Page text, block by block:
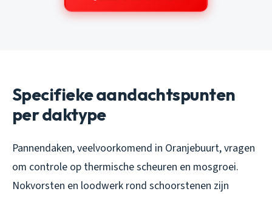
Specifieke aandachtspunten
per daktype
Pannendaken, veelvoorkomend in Oranjebuurt, vragen
om controle op thermische scheuren en mosgroei.
Nokvorsten en loodwerk rond schoorstenen zijn